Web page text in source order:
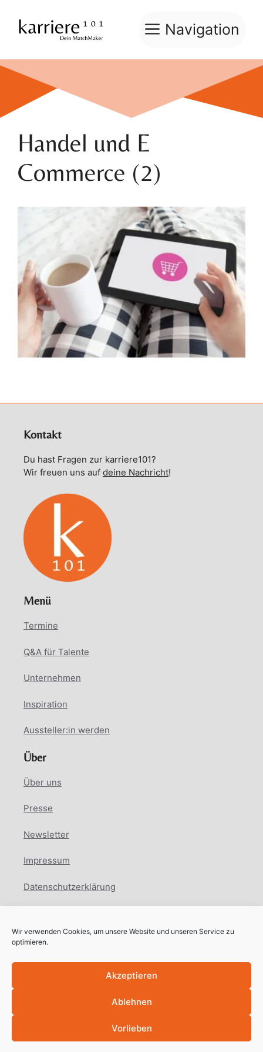
Wir verwenden Cookies, um unsere Website und unseren Service zu
optimieren.
Akzeptieren
Ablehnen
Vorlieben
Inhalt
springen
Navigation
Handel und E
Commerce (2)
Kontakt
Du hast Fragen zur karriere101?
Wir freuen uns auf deine Nachricht!
Menü
Termine
Q&A für Talente
Unternehmen
Inspiration
Aussteller:in werden
Über
Über uns
Presse
Newsletter
Impressum
Datenschutzerklärung
Facebook
Instagram
LinkedIn